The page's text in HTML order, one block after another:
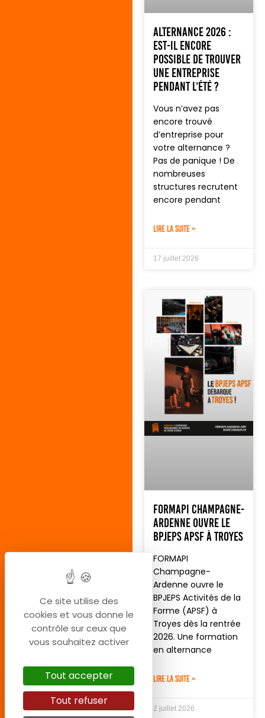
Alternance 2026 :
est-il encore
possible de trouver
une entreprise
pendant l’été ?
Vous n’avez pas
encore trouvé
d’entreprise pour
votre alternance ?
Pas de panique ! De
nombreuses
structures recrutent
encore pendant
LIRE LA SUITE »
17 juillet 2026
FORMAPI Champagne-
Ardenne ouvre le
BPJEPS APSF à Troyes
FORMAPI
Champagne-
Ardenne ouvre le
BPJEPS Activités de la
Forme (APSF) à
Troyes dès la rentrée
2026. Une formation
en alternance
LIRE LA SUITE »
2 juillet 2026
Ce site utilise des
cookies et vous donne le
contrôle sur ceux que
vous souhaitez activer
Tout accepter
Tout refuser